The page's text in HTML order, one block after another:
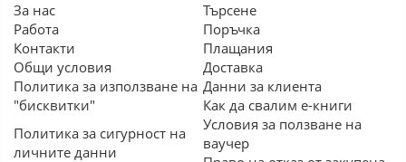
За нас
Работа
Контакти
Общи условия
Политика за използване на
"бисквитки"
Политика за сигурност на
личните данни
Търсене
Поръчка
Плащания
Доставка
Данни за клиента
Как да свалим е-книги
Условия за ползване на
ваучер